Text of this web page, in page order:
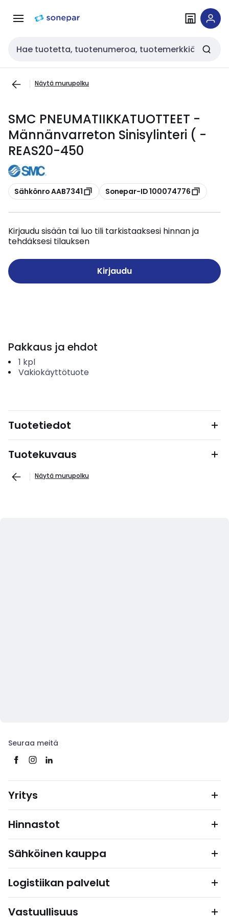
navigointiinsisältöön
Haku
Näytä murupolku
SMC PNEUMATIIKKATUOTTEET -
Männänvarreton Sinisylinteri ( -
REAS20-450
Kopioi
Sähkönro AAB7341 Kopioi
Sonepar-ID 100074776
Kirjaudu sisään tai luo tili tarkistaaksesi hinnan ja
tehdäksesi tilauksen
Kirjaudu
Pakkaus ja ehdot
1 kpl
Vakiokäyttötuote
Tuotetiedot
Tuotekuvaus
Näytä murupolku
Seuraa meitä
Yritys
Hinnastot
Sähköinen kauppa
Logistiikan palvelut
Vastuullisuus